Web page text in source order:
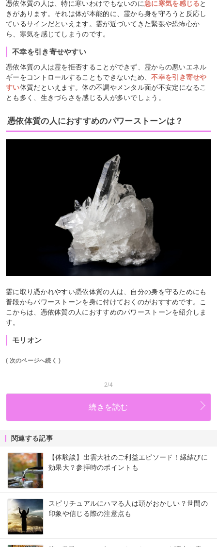
憑依体質の人は、特に寒いわけでもないのに急に寒気を感じると
きがあります。それは体が本能的に、霊から身を守ろうと反応し
ているサインだといえます。霊が近づいてきた緊張や恐怖心か
ら、寒気を感じてしまうのです。
不幸を引き寄せやすい
憑依体質の人は霊を拒否することができず、霊からの悪いエネル
ギーをコントロールすることもできないため、不幸を引き寄せや
すい体質だといえます。体の不調やメンタル面が不安定になるこ
とも多く、生きづらさを感じる人が多いでしょう。
憑依体質の人におすすめのパワーストーンは？
霊に取り憑かれやすい憑依体質の人は、自分の身を守るためにも
普段からパワーストーンを身に付けておくのがおすすめです。こ
こからは、憑依体質の人におすすめのパワーストーンを紹介しま
す。
モリオン
( 次のページへ続く )
2/4
続きを読む
関連する記事
【体験談】出雲大社のご利益エピソード！縁結びに
効果大？参拝時のポイントも
スピリチュアルにハマる人は頭がおかしい？世間の
印象や信じる際の注意点も